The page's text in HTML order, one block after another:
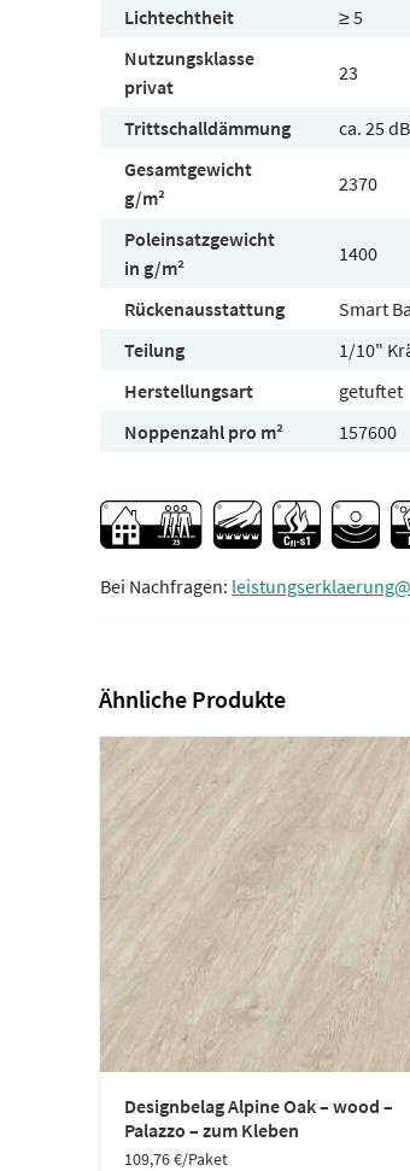
Lichtechtheit
≥ 5
Nutzungsklasse
privat
23
Trittschalldämmung
ca. 25 dB
Gesamtgewicht
g/m²
2370
Poleinsatzgewicht
in g/m²
1400
Rückenausstattung
Smart
Teilung
1/10"
Herstellungsart
getuftet
Noppenzahl pro m²
157600
Bei Nachfragen:
Ähnliche Produkte
Designbelag Alpine Oak – wood –
Palazzo – zum Kleben
109,76€/Paket